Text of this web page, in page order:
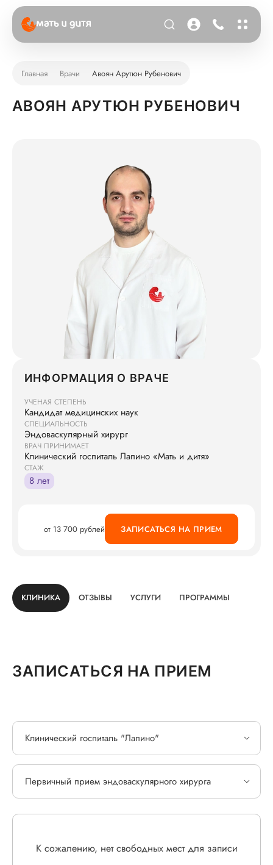
Главная Врачи Авоян Арутюн Рубенович
АВОЯН АРУТЮН РУБЕНОВИЧ
ИНФОРМАЦИЯ О ВРАЧЕ
УЧЕНАЯ СТЕПЕНЬ
Кандидат медицинских наук
СПЕЦИАЛЬНОСТЬ
Эндоваскулярный хирург
ВРАЧ ПРИНИМАЕТ
Клинический госпиталь Лапино «Мать и дитя»
СТАЖ
8 лет
от 13 700 рублей ЗАПИСАТЬСЯ НА ПРИЕМ
КЛИНИКА ОТЗЫВЫ УСЛУГИ ПРОГРАММЫ
ЗАПИСАТЬСЯ НА ПРИЕМ
К сожалению, нет свободных мест для записи
Клинический госпиталь "Лапино"
Первичный прием эндоваскулярного хирурга